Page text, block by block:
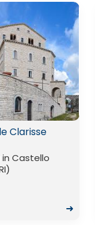
Clarisse
in Castello
➜